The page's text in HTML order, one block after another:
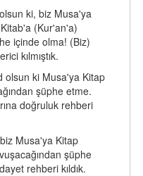
ki, biz Musa'ya
(Kur'an'a)
içinde olma! (Biz)
kılmıştık.
olsun ki Musa'ya Kitap
şüphe etme.
doğruluk rehberi
Musa'ya Kitap
şüphe
rehberi kıldık.